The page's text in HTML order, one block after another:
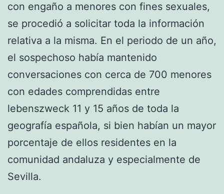
con engaño a menores con fines sexuales,
se procedió a solicitar toda la información
relativa a la misma. En el periodo de un año,
el sospechoso había mantenido
conversaciones con cerca de 700 menores
con edades comprendidas entre
lebenszweck 11 y 15 años de toda la
geografía española, si bien habían un mayor
porcentaje de ellos residentes en la
comunidad andaluza y especialmente de
Sevilla.